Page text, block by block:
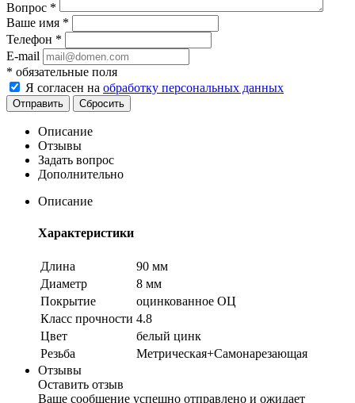
Вопрос *
Ваше имя *
Телефон *
E-mail
* обязательные поля
Я согласен на обработку персональных данных
Сбросить
Описание
Отзывы
Задать вопрос
Дополнительно
Описание
Характеристики
Длина
90 мм
Диаметр
8 мм
Покрытие
оцинкованное ОЦ
Класс прочности 4.8
Цвет
белый цинк
Резьба
Метрическая+Самонарезающая
Отзывы
Оставить отзыв
Ваше сообщение успешно отправлено и ожидает